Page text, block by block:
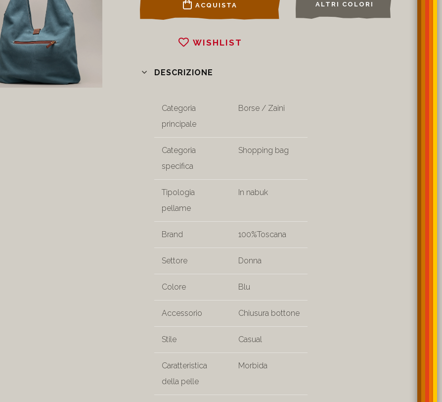
ACQUISTA
WISHLIST
ALTRI COLORI
DESCRIZIONE
Categoria
principale
Borse / Zaini
Categoria
specifica
Shopping bag
Tipologia
pellame
In nabuk
Brand 100%Toscana
Settore Donna
Colore Blu
Accessorio Chiusura bottone
Stile Casual
Caratteristica
della pelle
Morbida